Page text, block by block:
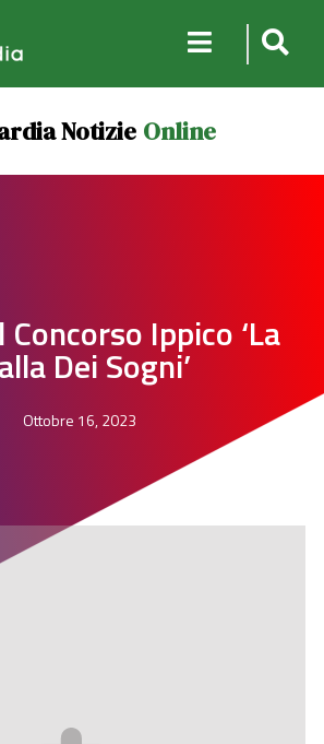
Notizie Online
Ippico ‘La
Dei Sogni’
Ottobre 16, 2023